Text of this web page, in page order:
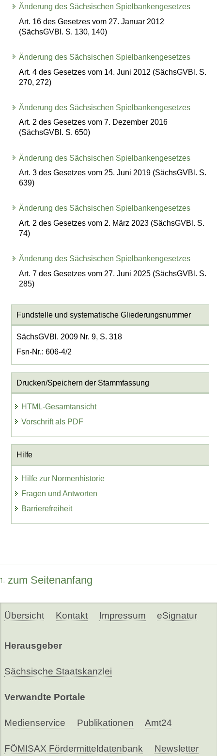
Änderung des Sächsischen Spielbankengesetzes
Art. 16 des Gesetzes vom 27. Januar 2012
(SächsGVBl. S. 130, 140)
Änderung des Sächsischen Spielbankengesetzes
Art. 4 des Gesetzes vom 14. Juni 2012 (SächsGVBl. S.
270, 272)
Änderung des Sächsischen Spielbankengesetzes
Art. 2 des Gesetzes vom 7. Dezember 2016
(SächsGVBl. S. 650)
Änderung des Sächsischen Spielbankengesetzes
Art. 3 des Gesetzes vom 25. Juni 2019 (SächsGVBl. S.
639)
Änderung des Sächsischen Spielbankengesetzes
Art. 2 des Gesetzes vom 2. März 2023 (SächsGVBl. S.
74)
Änderung des Sächsischen Spielbankengesetzes
Art. 7 des Gesetzes vom 27. Juni 2025 (SächsGVBl. S.
285)
Fundstelle und systematische Gliederungsnummer
SächsGVBl. 2009 Nr. 9, S. 318
Fsn-Nr.: 606-4/2
Drucken/Speichern der Stammfassung
HTML-Gesamtansicht
Vorschrift als PDF
Hilfe
Hilfe zur Normenhistorie
Fragen und Antworten
Barrierefreiheit
zum Seitenanfang
Übersicht Kontakt Impressum eSignatur
Herausgeber
Sächsische Staatskanzlei
Verwandte Portale
Medienservice Publikationen Amt24
FÖMISAX Fördermitteldatenbank Newsletter